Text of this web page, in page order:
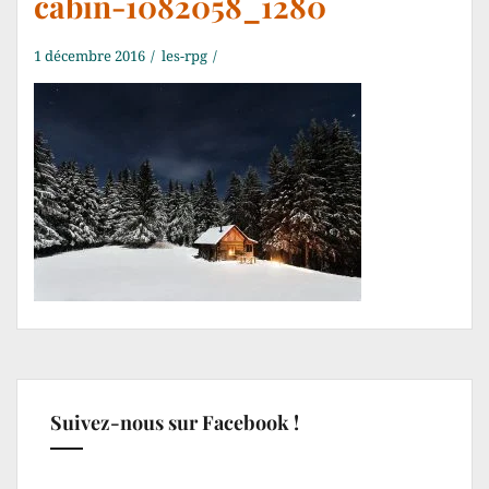
1 décembre 2016 les-rpg
Suivez-nous sur Facebook !